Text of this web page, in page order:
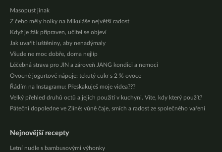
Masopust jinak
Z čeho měly holky na Mikuláše největší radost
Když je žák připraven, učitel se objeví
Jak uvařit luštěniny, aby nenadýmaly
Všude ne moc dobře, doma nejlíp
Léčebná strava pro JIN a zároveň JANG kondici a nemoci
Ovocné jogurtové nápoje: tekutý cukr s 2 % ovoce
Řádím na Instagramu: Přeskakuješ moje videa???
Velký přehled druhů octů a jejich použití v kuchyni. Víte, kdy který použít?
Páteční dopoledne ve Zlíně: vůně čaje, smích a radost ze společného vaření
Nejnovější recepty
Letní nudle s bambusovými výhonky